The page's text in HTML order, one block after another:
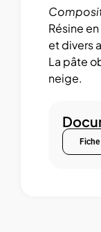
Résine
et divers
La pâte
neige.